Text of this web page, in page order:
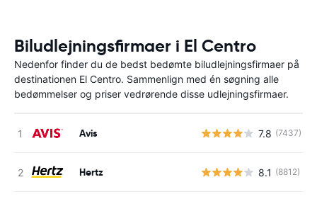
Biludlejningsfirmaer i El Centro
Nedenfor finder du de bedst bedømte biludlejningsfirmaer på
destinationen El Centro. Sammenlign med én søgning alle
bedømmelser og priser vedrørende disse udlejningsfirmaer.
Avis 7.8 (7437)
Hertz 8.1 (8812)